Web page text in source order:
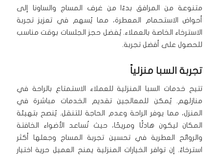
متنوعة من المرافق بدءًا من غرف المساج والساونا إلى
أحواض الاستحمام المعطرة، مما يُسهم في تعزيز تجربة
الاسترخاء الخاصة بالعملاء. يُفضل حجز الجلسات بوقت مناسب
للحصول على أفضل تجربة.
تجربة السبا منزلياً
تتيح خدمات السبا المنزلية للعملاء الاستمتاع بالراحة في
منازلهم. يُمكن للمعالجين تقديم الخدمات مباشرة في
المنزل، مما يوفر الراحة وعدم الحاجة للتنقل. يُنصح بتهيئة
المكان ليكون هادئًا ومريحًا، حيث تُساعد الأضواء الخافتة
والروائح العطرية في تحسين تجربة المساج وجعلها أكثر
استرخاءً. إن توافر الخيارات المنزلية يمنح العميل حرية اختيار